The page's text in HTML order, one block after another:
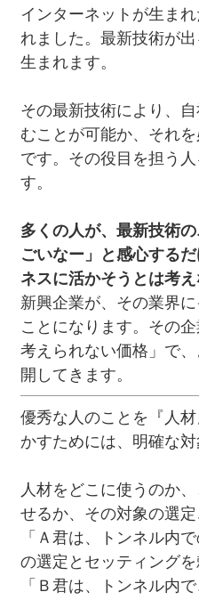
インターネットが生ま
れました。最新技術が
生まれます。
その最新技術により、
むことが可能か、それ
です。その役目を担う
す。
多くの人が、最新技術
ごいなー」と感心する
ネスに活かそうとは考え
新興企業が、その業界
ことになります。その
考えられない価格」で
開してきます。
優秀な人のことを『人
かすためには、明確な対
人材をどこに使うのか
せるか、その対象の選
「Ａ君は、トンネル内
の選定とセッティングを
「Ｂ君は、トンネル内